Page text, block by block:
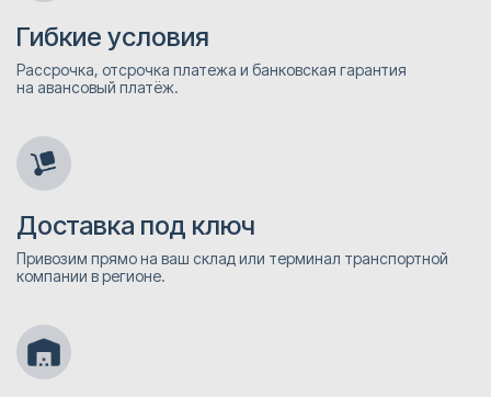
Гибкие условия
Рассрочка, отсрочка платежа и банковская гарантия
на авансовый платёж.
Доставка под ключ
Привозим прямо на ваш склад или терминал транспортной
компании в регионе.